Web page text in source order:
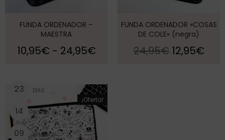
FUNDA ORDENADOR –
MAESTRA
10,95€ - 24,95€
FUNDA ORDENADOR «COSAS
DE COLE» (negra)
24,95€ 12,95€
¡Oferta!
23 DÍAS
14 HORAS
09 MINUTOS